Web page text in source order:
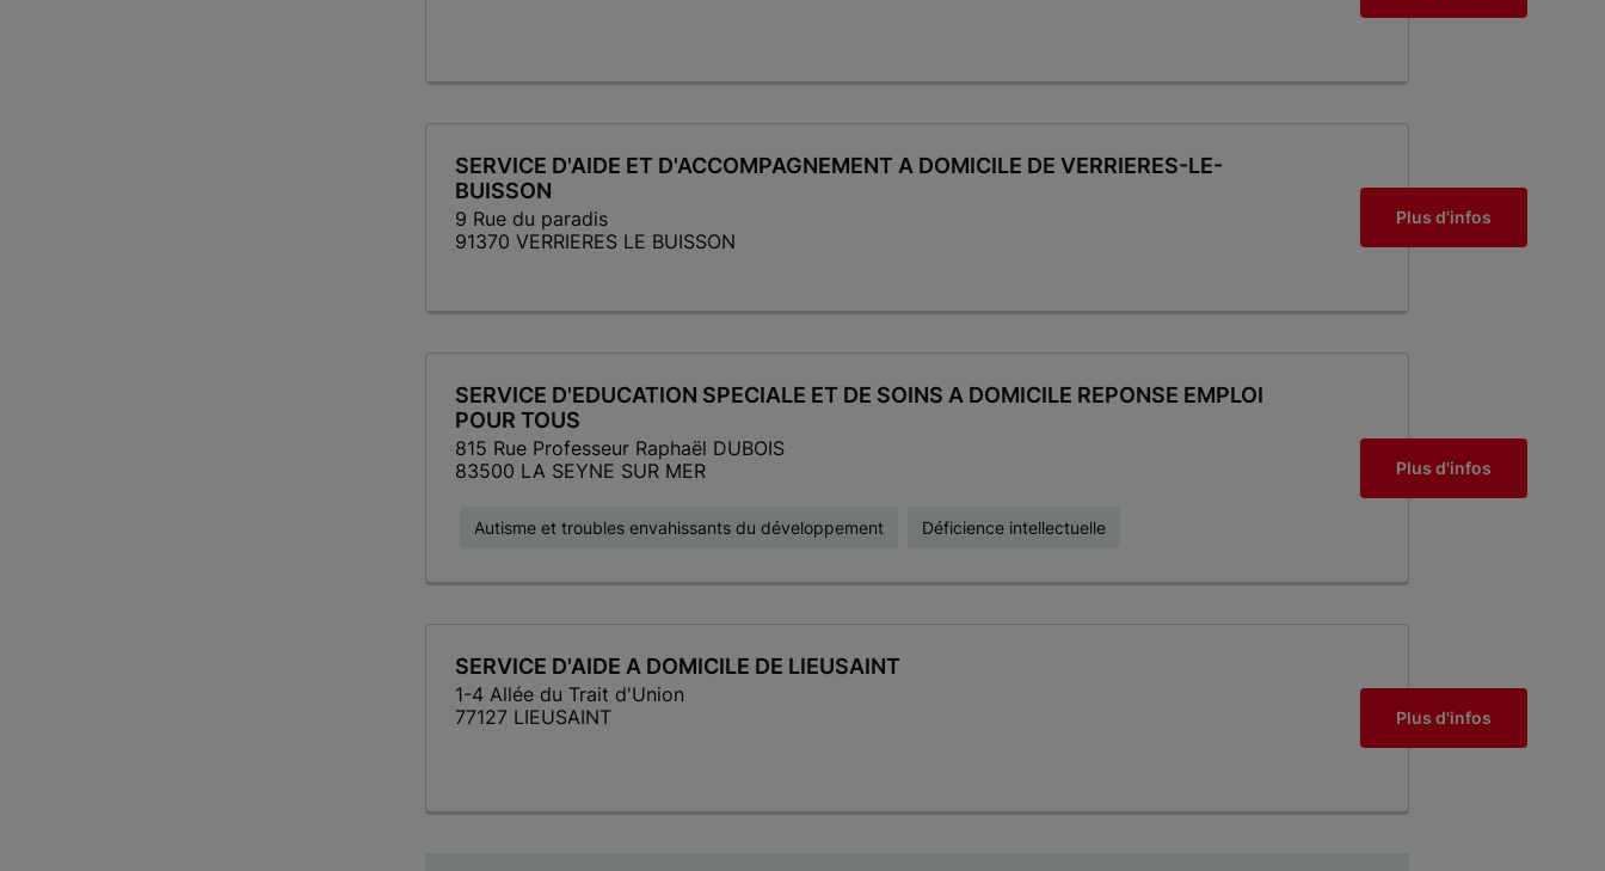
SERVICE D'AIDE ET D'ACCOMPAGNEMENT A DOMICILE DE VERRIERES-LE-
BUISSON
9 Rue du paradis
91370 VERRIERES LE BUISSON
Plus d'infos
SERVICE D'EDUCATION SPECIALE ET DE SOINS A DOMICILE REPONSE EMPLOI
POUR TOUS
815 Rue Professeur Raphaël DUBOIS
83500 LA SEYNE SUR MER
Autisme et troubles envahissants du développement Déficience intellectuelle
Plus d'infos
SERVICE D'AIDE A DOMICILE DE LIEUSAINT
1-4 Allée du Trait d'Union
77127 LIEUSAINT
Plus d'infos